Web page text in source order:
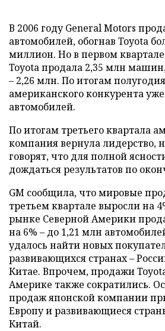
В 2006 году General Motors
автомобилей, обогнав Toyota
миллион. Но в первом
Toyota продала 2,35 млн
– 2,26 млн. По итогам
американского конкурента
автомобилей.
По итогам третьего квартала
компания вернула лидерство,
говорят, что для полной
дождаться результатов по
GM сообщила, что мировые
третьем квартале выросли на
рынке Северной Америки
на 6% – до 1,21 млн
удалось найти новых
развивающихся странах –
Китае. Впрочем, продажи
Америке также сократились.
продаж японской компании
Европу и развивающиеся
Китай.